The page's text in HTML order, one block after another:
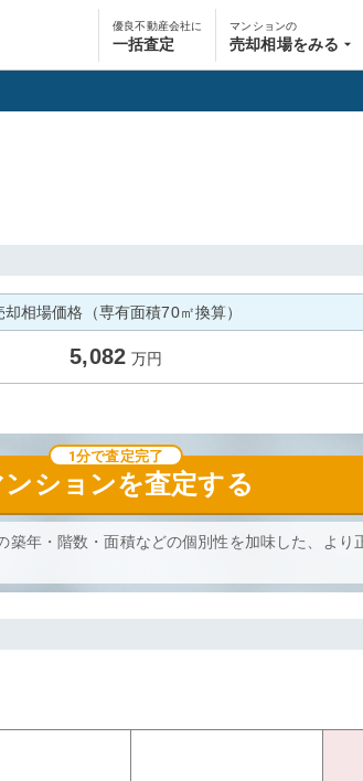
優良不動産会社に
一括査定
マンションの
売却相場をみる
却相場価格（専有面積70㎡換算）
5,082 万円
ンションを査定する
1分で査定完了
築年・階数・面積などの個別性を加味した、より